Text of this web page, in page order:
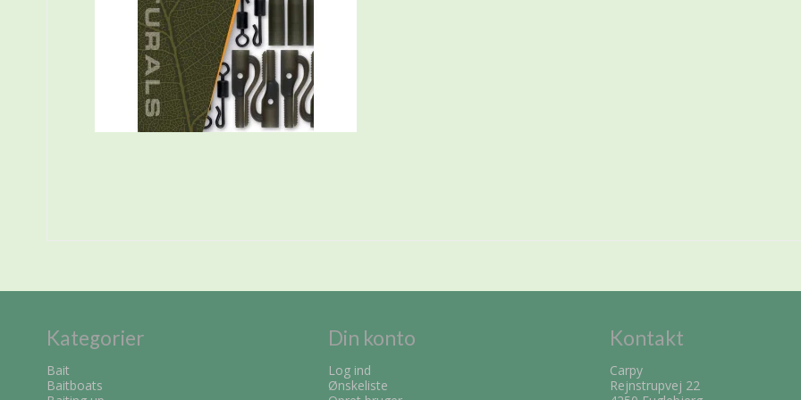
Kategorier
Bait
Baitboats
Din konto
Log ind
Ønskeliste
Kontakt
Carpy
Rejnstrupvej 22